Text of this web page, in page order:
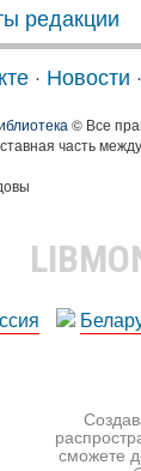
редакции
· Новости ·
© Все
часть
сможете